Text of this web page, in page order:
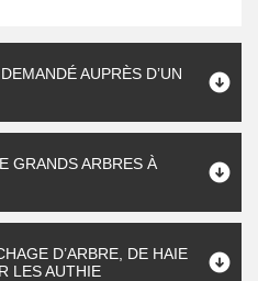
AUPRÈS D’UN
GRANDS ARBRES À
D’ARBRE, DE HAIE
LES AUTHIE